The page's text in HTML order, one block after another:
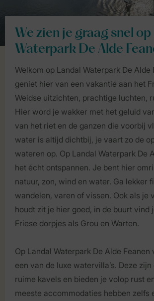
We zien je graag snel op
Waterpark De Alde
Welkom op Landal Waterpark De Alde
geniet hier van een vakantie aan het
Weidse uitzichten, prachtige luchten,
Hier word je wakker met het geluid
van het riet en de ganzen die voorbij
water is altijd dichtbij, je vaart zo de
wateren op. Op Landal Waterpark De
het écht ontspannen. Je bent hier
natuur, zon, wind en water. Ga lekker
wandelen, varen of vissen. Ook als je
houdt zit je hier goed, in de buurt vind
Friese dorpjes als Grou en Warten.
Op Landal Waterpark De Alde Feanen
een van de luxe watervilla’s. Deze
ruime kavels en bieden je volop rust
meeste accommodaties hebben zelfs